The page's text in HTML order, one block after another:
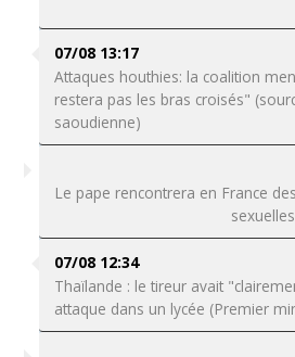
07/08 13:17
Attaques houthies: la coalition
restera pas les bras croisés"
saoudienne)
Le pape rencontrera en France
07/08 12:34
Thaïlande : le tireur avait
attaque dans un lycée (Premier